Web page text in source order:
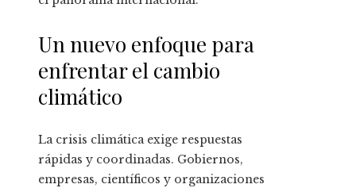
Un nuevo enfoque para
enfrentar el cambio
climático
La crisis climática exige respuestas
rápidas y coordinadas. Gobiernos,
empresas, científicos y organizaciones